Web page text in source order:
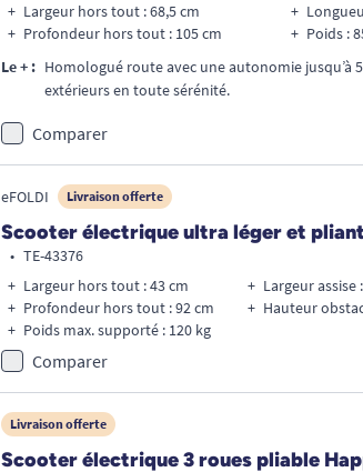
Largeur hors tout : 68,5 cm
Profondeur hors tout : 105 cm
Poids :
Le + : Homologué route avec une autonomie jusqu’à
extérieurs en toute sérénité.
Comparer
eFOLDI Livraison offerte
Scooter électrique ultra léger et
• TE-43376
Largeur hors tout : 43 cm
Profondeur hors tout : 92 cm
Poids max. supporté : 120 kg
Largeur assise
Hauteur
Comparer
Livraison offerte
Scooter électrique 3 roues pliable